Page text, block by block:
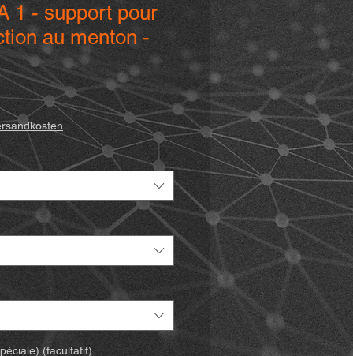
1 - support pour
au menton -
(facultatif)